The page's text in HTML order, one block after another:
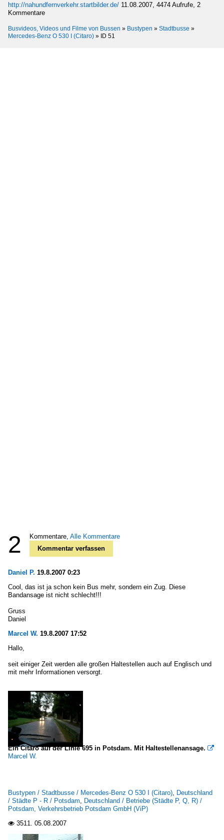
http://nahundfernverkehr.startbilder.de/ 11.08.2007, 4474 Aufrufe, 2
Kommentare
Busvideos, Videos und Filme von Bussen » Bustypen » Stadtbusse »
Mercedes-Benz O 530 I (Citaro) » ID 51
2 Kommentare, Alle Kommentare
Kommentar verfassen
Daniel P. 19.8.2007 0:23
Cool, das ist ja schon kein Bus mehr, sondern ein Zug. Diese
Bandansage ist nicht schlecht!!!
Gruss
Daniel
Marcel W. 19.8.2007 17:52
Hallo,
seit einiger Zeit werden alle großen Haltestellen auch auf Englisch und
mit mehr Informationen versorgt.
Ein Citaro auf der Linie 695 in Potsdam. Mit Haltestellenansage. 
Marcel W.
Bustypen / Stadtbusse / Mercedes-Benz O 530 I (Citaro), Deutschland
/ Städte P - R / Potsdam, Deutschland / Betriebe (Städte P, Q, R) /
Potsdam, Verkehrsbetrieb Potsdam GmbH (ViP)
 3511. 05.08.2007